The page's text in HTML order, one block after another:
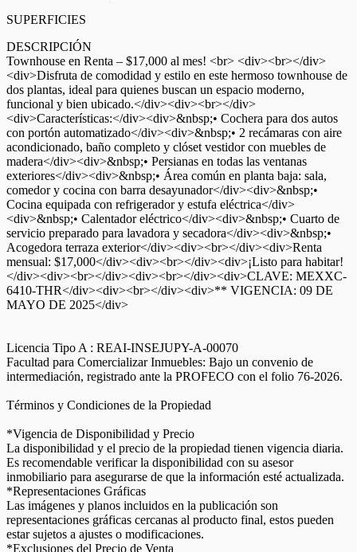
SUPERFICIES
DESCRIPCIÓN
Townhouse en Renta – $17,000 al mes! <br> <div><br></div>
<div>Disfruta de comodidad y estilo en este hermoso townhouse de
dos plantas, ideal para quienes buscan un espacio moderno,
funcional y bien ubicado.</div><div><br></div>
<div>Características:</div><div>&nbsp;• Cochera para dos autos
con portón automatizado</div><div>&nbsp;• 2 recámaras con aire
acondicionado, baño completo y clóset vestidor con muebles de
madera</div><div>&nbsp;• Persianas en todas las ventanas
exteriores</div><div>&nbsp;• Área común en planta baja: sala,
comedor y cocina con barra desayunador</div><div>&nbsp;•
Cocina equipada con refrigerador y estufa eléctrica</div>
<div>&nbsp;• Calentador eléctrico</div><div>&nbsp;• Cuarto de
servicio preparado para lavadora y secadora</div><div>&nbsp;•
Acogedora terraza exterior</div><div><br></div><div>Renta
mensual: $17,000</div><div><br></div><div>¡Listo para habitar!
</div><div><br></div><div><br></div><div>CLAVE: MEXXC-
6410-THR</div><div><br></div><div>** VIGENCIA: 09 DE
MAYO DE 2025</div>
Licencia Tipo A : REAI-INSEJUPY-A-00070
Facultad para Comercializar Inmuebles: Bajo un convenio de
intermediación, registrado ante la PROFECO con el folio 76-2026.
Términos y Condiciones de la Propiedad
*Vigencia de Disponibilidad y Precio
La disponibilidad y el precio de la propiedad tienen vigencia diaria.
Es recomendable verificar la disponibilidad con su asesor
inmobiliario para asegurarse de que la información esté actualizada.
*Representaciones Gráficas
Las imágenes y planos incluidos en la publicación son
representaciones gráficas cercanas al producto final, estos pueden
estar sujetos a ajustes o modificaciones.
*Exclusiones del Precio de Venta